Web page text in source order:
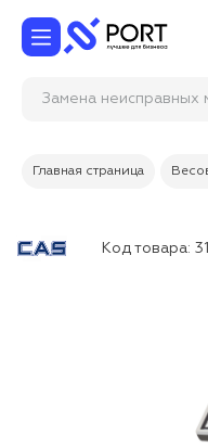
Замена неисправных
Главная страница
Код товара: